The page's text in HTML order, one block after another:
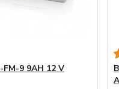
9 9AH 12 V